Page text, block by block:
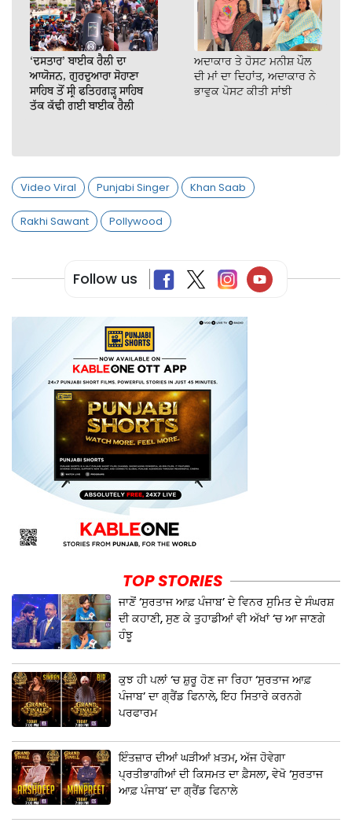
‘ਦਸਤਾਰ’ ਬਾਈਕ ਰੈਲੀ ਦਾ
ਆਯੋਜਨ, ਗੁਰਦੁਆਰਾ ਸੋਹਾਣਾ
ਸਾਹਿਬ ਤੋਂ ਸ੍ਰੀ ਫਤਿਹਗੜ੍ਹ ਸਾਹਿਬ
ਤੱਕ ਕੱਢੀ ਗਈ ਬਾਈਕ ਰੈਲੀ
ਅਦਾਕਾਰ ਤੇ ਹੋਸਟ ਮਨੀਸ਼ ਪੌਲ
ਦੀ ਮਾਂ ਦਾ ਦਿਹਾਂਤ, ਅਦਾਕਾਰ ਨੇ
ਭਾਵੁਕ ਪੋਸਟ ਕੀਤੀ ਸਾਂਝੀ
Video Viral Punjabi Singer Khan Saab
Rakhi Sawant Pollywood
Follow us
TOP STORIES
ਜਾਣੋਂ ‘ਸੁਰਤਾਜ ਆਫ਼ ਪੰਜਾਬ’ ਦੇ ਵਿਨਰ ਸੁਮਿਤ ਦੇ ਸੰਘਰਸ਼
ਦੀ ਕਹਾਣੀ, ਸੁਣ ਕੇ ਤੁਹਾਡੀਆਂ ਵੀ ਅੱਖਾਂ ‘ਚ ਆ ਜਾਣਗੇ
ਹੰਝੂ
ਕੁਝ ਹੀ ਪਲਾਂ ‘ਚ ਸ਼ੁਰੂ ਹੋਣ ਜਾ ਰਿਹਾ ‘ਸੁਰਤਾਜ ਆਫ਼
ਪੰਜਾਬ’ ਦਾ ਗ੍ਰੈਂਡ ਫਿਨਾਲੇ, ਇਹ ਸਿਤਾਰੇ ਕਰਨਗੇ
ਪਰਫਾਰਮ
ਇੰਤਜ਼ਾਰ ਦੀਆਂ ਘੜੀਆਂ ਖ਼ਤਮ, ਅੱਜ ਹੋਵੇਗਾ
ਪ੍ਰਤੀਭਾਗੀਆਂ ਦੀ ਕਿਸਮਤ ਦਾ ਫ਼ੈਸਲਾ, ਵੇਖੋ ‘ਸੁਰਤਾਜ
ਆਫ਼ ਪੰਜਾਬ’ ਦਾ ਗ੍ਰੈਂਡ ਫਿਨਾਲੇ